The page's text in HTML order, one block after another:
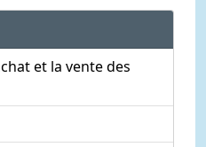
et la vente des